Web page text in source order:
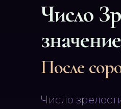
Число
После
Число